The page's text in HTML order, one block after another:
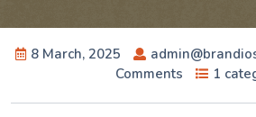
8 March, 2025
Comments
1